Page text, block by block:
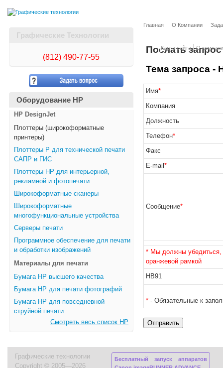
Карта сайта О
Графические Технологии
(812) 490-77-55
Оборудование HP
HP DesignJet
Плоттеры (широкоформатные
принтеры)
Плоттеры Р для технической печати
САПР и ГИС
Плоттеры НР для интерьерной,
рекламной и фотопечати
Широкоформатные сканеры
Широкоформатные
многофункциональные устройства
Серверы печати
Программное обеспечение для печати
и обработки изображений
Материалы для печати
Бумага HP высшего качества
Бумага HP для печати фотографий
Бумага HP для повседневной
струйной печати
Смотреть весь список HP
Главная О Компании
Послать
Тема запроса -
Имя*
Компания
Должность
Телефон*
Факс
E-mail *
Сообщение*
* Мы должны убедиться,
оранжевой рамкой
HB91
* - Обязательные к
Графические технологии
Copyright © 2005—2026
Бесплатный запуск аппаратов